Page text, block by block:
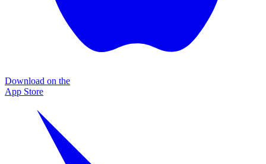
Download on the
App Store